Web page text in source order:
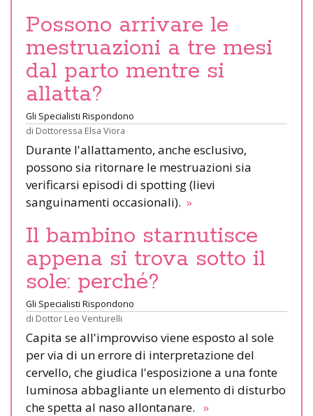
Possono arrivare le
mestruazioni a tre mesi
dal parto mentre si
allatta?
Gli Specialisti Rispondono
di Dottoressa Elsa Viora
Durante l'allattamento, anche esclusivo,
possono sia ritornare le mestruazioni sia
verificarsi episodi di spotting (lievi
sanguinamenti occasionali). »
Il bambino starnutisce
appena si trova sotto il
sole: perché?
Gli Specialisti Rispondono
di Dottor Leo Venturelli
Capita se all'improvviso viene esposto al sole
per via di un errore di interpretazione del
cervello, che giudica l'esposizione a una fonte
luminosa abbagliante un elemento di disturbo
che spetta al naso allontanare. »